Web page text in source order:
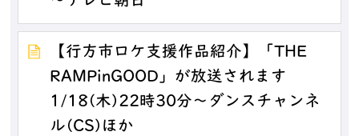
【行方市ロケ支援作品紹介】「THE
RAMPinGOOD」が放送されます
1/18(木)22時30分～ダンスチャンネ
ル(CS)ほか